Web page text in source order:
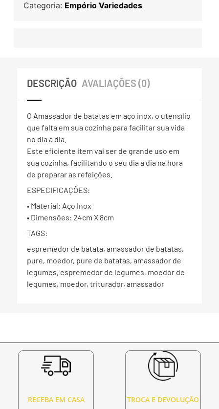
Categoria: Empório Variedades
DESCRIÇÃO AVALIAÇÕES (0)
O Amassador de batatas em aço inox, o utensílio
que falta em sua cozinha para facilitar sua vida
no dia a dia.
Este eficiente item vai ser de grande uso em
sua cozinha, facilitando o seu dia a dia na hora
de preparar as refeições.
ESPECIFICAÇÕES:
• Material: Aço Inox
• Dimensões: 24cm X 8cm
TAGS:
espremedor de batata, amassador de batatas,
pure, moedor, pure de batatas, amassador de
legumes, espremedor de legumes, moedor de
legumes, moedor, triturador, amassador
RECEBA EM CASA TROCA E DEVOLUÇÃO